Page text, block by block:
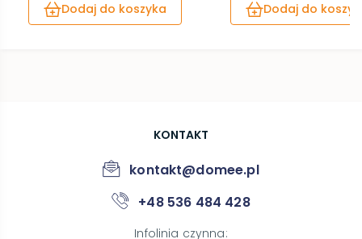
Dodaj do koszyka
Dodaj do
KONTAKT
kontakt@domee.pl
+48 536 484 428
Infolinia czynna: